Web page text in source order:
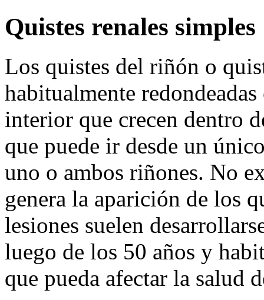
Quistes renales simples
Los quistes del riñón o
habitualmente
interior que crecen dentro
que puede ir desde un
uno o ambos riñones. No
genera la aparición de los
lesiones suelen
luego de los 50 años y
que pueda afectar la salud